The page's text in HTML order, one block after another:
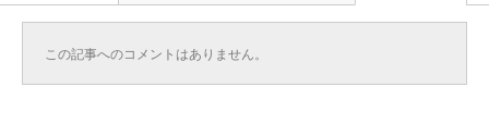
この記事へのコメントはありません。